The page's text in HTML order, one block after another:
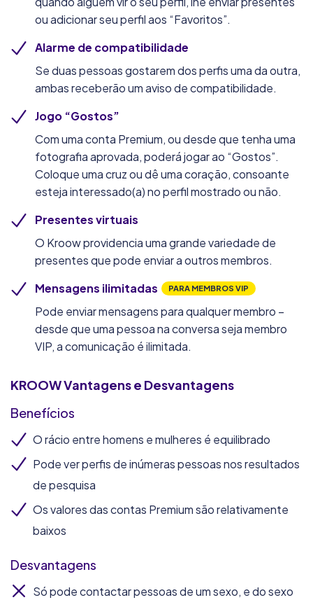
ou adicionar seu perfil aos “Favoritos”.
Alarme de compatibilidade
Se duas pessoas gostarem dos perfis uma da outra,
ambas receberão um aviso de compatibilidade.
Jogo “Gostos”
Com uma conta Premium, ou desde que tenha uma
fotografia aprovada, poderá jogar ao “Gostos”.
Coloque uma cruz ou dê uma coração, consoante
esteja interessado(a) no perfil mostrado ou não.
Presentes virtuais
O Kroow providencia uma grande variedade de
presentes que pode enviar a outros membros.
Mensagens ilimitadas
PARA MEMBROS VIP
Pode enviar mensagens para qualquer membro –
desde que uma pessoa na conversa seja membro
VIP, a comunicação é ilimitada.
KROOWVantagens e Desvantagens
Benefícios
O rácio entre homens e mulheres é equilibrado
Pode ver perfis de inúmeras pessoas nos resultados
de pesquisa
Os valores das contas Premium são relativamente
baixos
Desvantagens
Só pode contactar pessoas de um sexo, e do sexo